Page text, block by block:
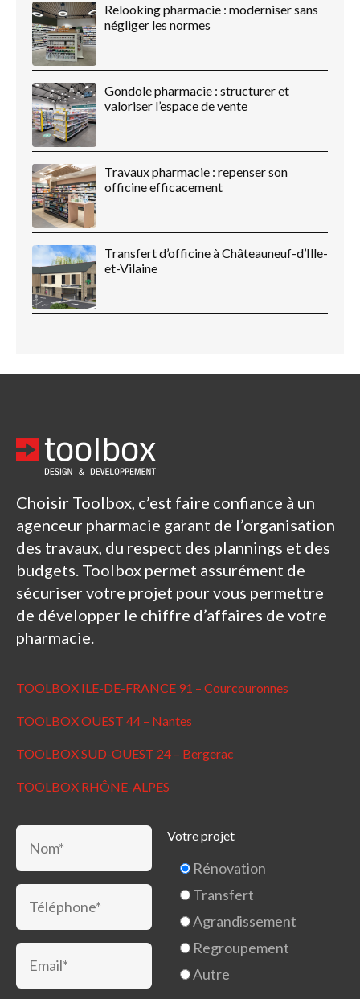
Relooking pharmacie : moderniser sans
négliger les normes
Gondole pharmacie : structurer et
valoriser l’espace de vente
Travaux pharmacie : repenser son
officine efficacement
Transfert d’officine à Châteauneuf-d’Ille-
et-Vilaine
Choisir Toolbox, c’est faire confiance à un
agenceur pharmacie garant de l’organisation
des travaux, du respect des plannings et des
budgets. Toolbox permet assurément de
sécuriser votre projet pour vous permettre
de développer le chiffre d’affaires de votre
pharmacie.
TOOLBOX ILE-DE-FRANCE 91 – Courcouronnes
TOOLBOX OUEST 44 – Nantes
TOOLBOX SUD-OUEST 24 – Bergerac
TOOLBOX RHÔNE-ALPES
Votre projet
Rénovation
Transfert
Agrandissement
Regroupement
Autre